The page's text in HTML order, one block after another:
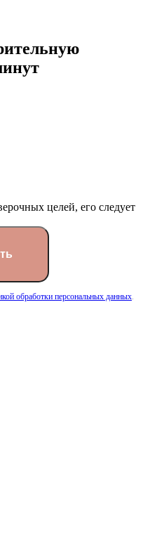
целей, его следует
обработки персональных данных